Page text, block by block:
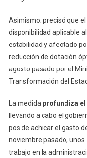
Asimismo, precisó que
disponibilidad aplicable
estabilidad y afectado
reducción de dotación
agosto pasado por el
Transformación del
La medidaprofundiza el
llevando a cabo el
pos de achicar el gasto
noviembre pasado, unos
trabajo en la